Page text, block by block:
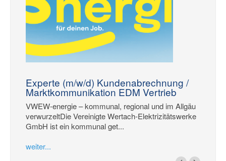
Experte (m/w/d) Kundenabrechnung /
Marktkommunikation EDM Vertrieb
VWEW-energie – kommunal, regional und im Allgäu
verwurzeltDie Vereinigte Wertach-Elektrizitätswerke
GmbH ist ein kommunal get...
weiter...